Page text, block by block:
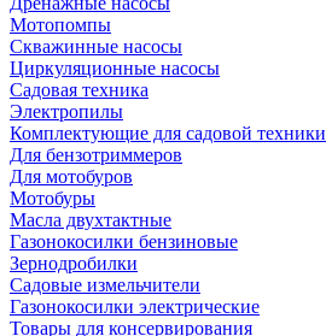
Мотопомпы
Скважинные насосы
Циркуляционные насосы
Садовая техника
Электропилы
Комплектующие для садовой техники
Для бензотриммеров
Для мотобуров
Мотобуры
Масла двухтактные
Газонокосилки бензиновые
Зернодробилки
Садовые измельчители
Газонокосилки электрические
Товары для консервирования